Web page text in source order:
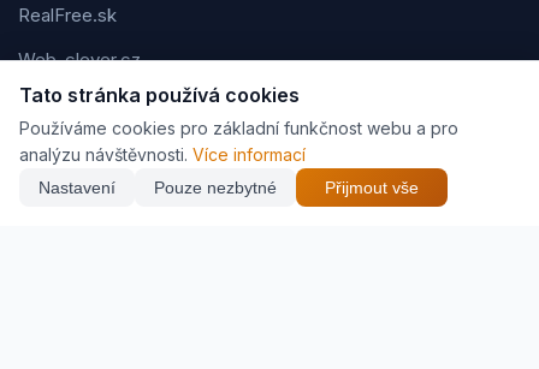
RealFree.sk
Web-clever.cz
Kvízov.cz
Karavaning.net
CVčko.eu
Tato stránka používá cookies
Používáme cookies pro základní funkčnost webu a pro
analýzu návštěvnosti. Více informací
Nastavení Pouze nezbytné Přijmout vše